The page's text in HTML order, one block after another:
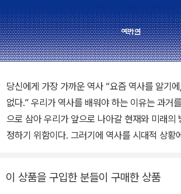
당신에게 가장 가까운 역사 “요즘 역사를 알기
없다.” 우리가 역사를 배워야 하는 이유는 과거를 공부하고 이를 교훈
으로 삼아 우리가 앞으로 나아갈 현재와 미래의
정하기 위함이다. 그러기에 역사를 시대적 상황
게 들여다보지 않고 냉소적이고 비뚤어진 시선
이 상품을 구입한 분들이 구매한 상품